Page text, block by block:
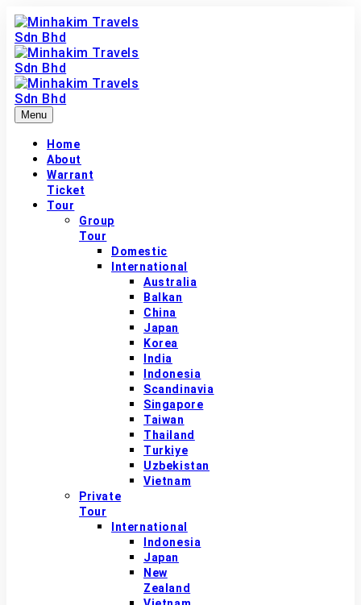
Menu
Home
About
Warrant
Ticket
Tour
Group
Tour
Domestic
International
Australia
Balkan
China
Japan
Korea
India
Indonesia
Scandinavia
Singapore
Taiwan
Thailand
Turkiye
Uzbekistan
Vietnam
Private
Tour
International
Indonesia
Japan
New
Zealand